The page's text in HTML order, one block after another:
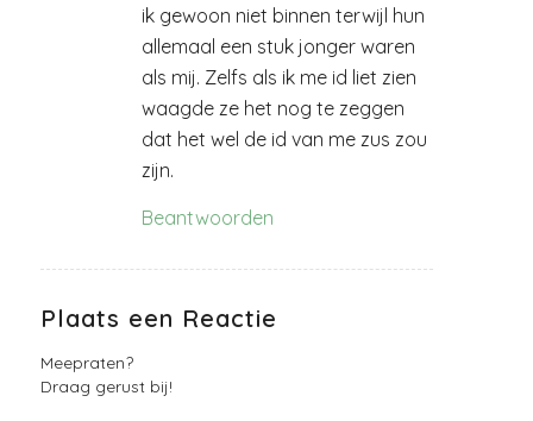
ik gewoon niet binnen terwijl hun
allemaal een stuk jonger waren
als mij. Zelfs als ik me id liet zien
waagde ze het nog te zeggen
dat het wel de id van me zus zou
zijn.
Beantwoorden
Plaats een Reactie
Meepraten?
Draag gerust bij!